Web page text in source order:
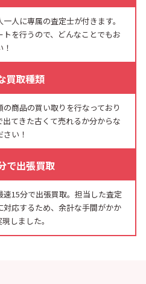
人に専属の査定士が付きます。
を行うので、どんなことでもお
買取種類
商品の買い取りを行なっており
てきた古くて売れるか分からな
い！
で出張買取
15分で出張買取。担当した査定
応するため、余計な手間がかか
しました。